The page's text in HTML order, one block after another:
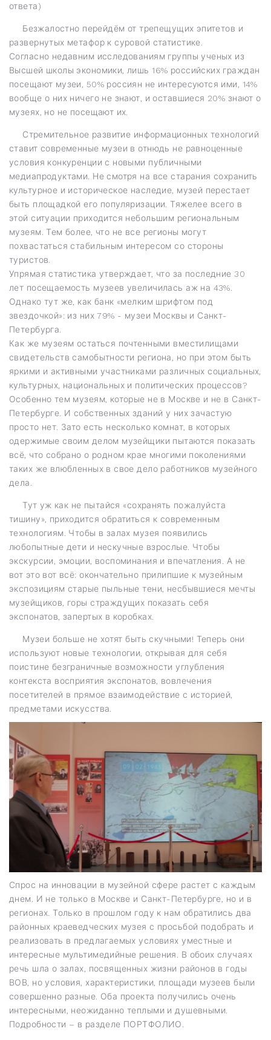
ответа)
Безжалостно перейдём от трепещущих эпитетов и
развернутых метафор к суровой статистике.
Согласно недавним исследованиям группы ученых из
Высшей школы экономики, лишь 16% российских граждан
посещают музеи, 50% россиян не интересуются ими, 14%
вообще о них ничего не знают, и оставшиеся 20% знают о
музеях, но не посещают их.
Стремительное развитие информационных технологий
ставит современные музеи в отнюдь не равноценные
условия конкуренции с новыми публичными
медиапродуктами. Не смотря на все старания сохранить
культурное и историческое наследие, музей перестает
быть площадкой его популяризации. Тяжелее всего в
этой ситуации приходится небольшим региональным
музеям. Тем более, что не все регионы могут
похвастаться стабильным интересом со стороны
туристов.
Упрямая статистика утверждает, что за последние 30
лет посещаемость музеев увеличилась аж на 43%.
Однако тут же, как банк «мелким шрифтом под
звездочкой»: из них 79% - музеи Москвы и Санкт-
Петербурга.
Как же музеям остаться почтенными вместилищами
свидетельств самобытности региона, но при этом быть
яркими и активными участниками различных социальных,
культурных, национальных и политических процессов?
Особенно тем музеям, которые не в Москве и не в Санкт-
Петербурге. И собственных зданий у них зачастую
просто нет. Зато есть несколько комнат, в которых
одержимые своим делом музейщики пытаются показать
всё, что собрано о родном крае многими поколениями
таких же влюбленных в свое дело работников музейного
дела.
Тут уж как не пытайся «сохранять пожалуйста
тишину», приходится обратиться к современным
технологиям. Чтобы в залах музея появились
любопытные дети и нескучные взрослые. Чтобы
экскурсии, эмоции, воспоминания и впечатления. А не
вот это вот всё: окончательно прилипшие к музейным
экспозициям старые пыльные тени, несбывшиеся мечты
музейщиков, горы страждущих показать себя
экспонатов, запертых в коробках.
Музеи больше не хотят быть скучными! Теперь они
используют новые технологии, открывая для себя
поистине безграничные возможности углубления
контекста восприятия экспонатов, вовлечения
посетителей в прямое взаимодействие с историей,
предметами искусства.
Спрос на инновации в музейной сфере растет с каждым
днем. И не только в Москве и Санкт-Петербурге, но и в
регионах. Только в прошлом году к нам обратились два
районных краеведческих музея с просьбой подобрать и
реализовать в предлагаемых условиях уместные и
интересные мультимедийные решения. В обоих случаях
речь шла о залах, посвященных жизни районов в годы
ВОВ, но условия, характеристики, площади музеев были
совершенно разные. Оба проекта получились очень
интересными, неожиданно теплыми и душевными.
Подробности – в разделе ПОРТФОЛИО.